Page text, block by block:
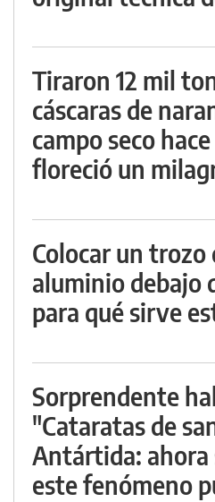
Tiraron 12 mil
cáscaras de
campo seco
floreció un
Colocar un trozo
aluminio debajo
para qué sirve
Sorprendente
"Cataratas de
Antártida: ahora
este fenómeno